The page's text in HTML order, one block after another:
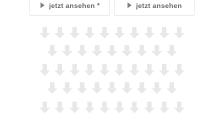
jetzt ansehen jetzt ansehen